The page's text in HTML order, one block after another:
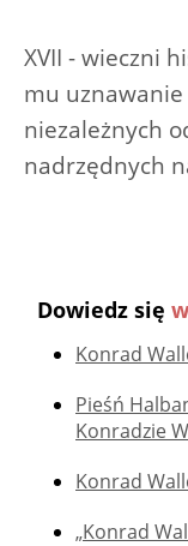
XVII - wieczni
mu
niezależnych
nadrzędnych
Dowiedz się
Konrad
Pieśń
Konradzie
Konrad
„Konrad